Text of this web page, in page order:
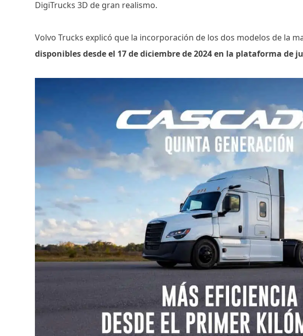
DigiTrucks 3D de gran realismo.
Volvo Trucks explicó que la incorporación de los dos modelos de la
disponibles desde el 17 de diciembre de 2024 en la plataforma de